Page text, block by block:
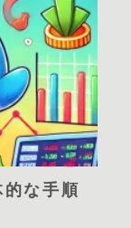
な手順